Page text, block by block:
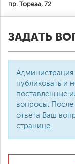
О
пр. Тореза, 72
ЗАДАТЬ
Администрация
публиковать и
поставленные
вопросы. После
ответа Ваш
странице.